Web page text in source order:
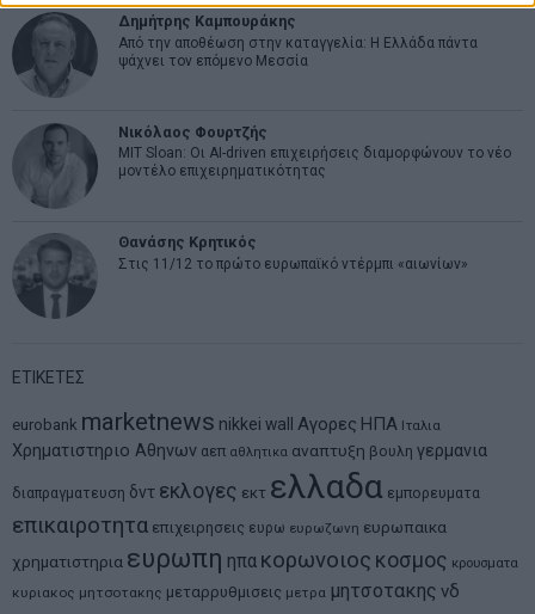
Δημήτρης Καμπουράκης
Από την αποθέωση στην καταγγελία: Η Ελλάδα πάντα
ψάχνει τον επόμενο Μεσσία
Νικόλαος Φουρτζής
MIT Sloan: Οι AI-driven επιχειρήσεις διαμορφώνουν το νέο
μοντέλο επιχειρηματικότητας
Θανάσης Κρητικός
Στις 11/12 το πρώτο ευρωπαϊκό ντέρμπι «αιωνίων»
ΕΤΙΚΕΤΕΣ
eurobank marketnews nikkei wall Αγορες ΗΠΑ Ιταλια
Χρηματιστηριο Αθηνων αεπ αθλητικα αναπτυξη βουλη γερμανια
διαπραγματευση δντ εκλογες εκτ ελλαδα εμπορευματα
επικαιροτητα επιχειρησεις ευρω ευρωζωνη ευρωπαικα
χρηματιστηρια ευρωπη ηπα κορωνοιος κοσμος κρουσματα
κυριακος μητσοτακης μεταρρυθμισεις μετρα μητσοτακης νδ